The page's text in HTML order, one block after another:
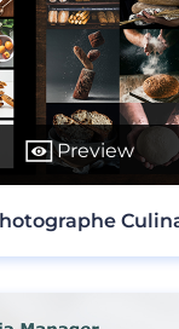
Preview